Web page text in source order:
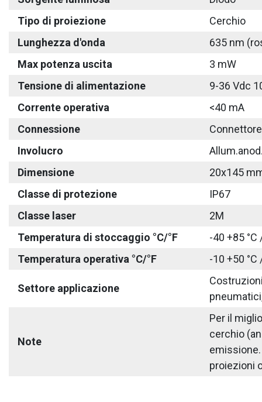
Tipo di proiezione
Cerchio
Lunghezza d'onda
635 nm
Max potenza uscita
3 mW
Tensione di alimentazione
9-36 Vdc
Corrente operativa
<40 mA
Connessione
Involucro
Dimensione
20x145
Classe di protezione
IP67
Classe laser
2M
Temperatura di stoccaggio °C/°F
-40 +85 °C
Temperatura operativa °C/°F
-10 +50 °C
Settore applicazione
Note
Per il
cerchio
emissione.
proiezioni